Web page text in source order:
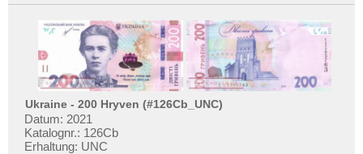
Ukraine - 200 Hryven (#126Cb_UNC)
Datum: 2021
Katalognr.: 126Cb
Erhaltung: UNC